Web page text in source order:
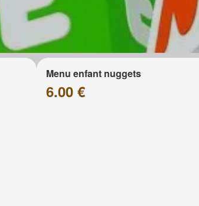
Menu enfant nuggets
6.00 €